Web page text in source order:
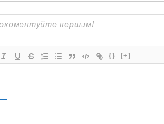
{} [+]